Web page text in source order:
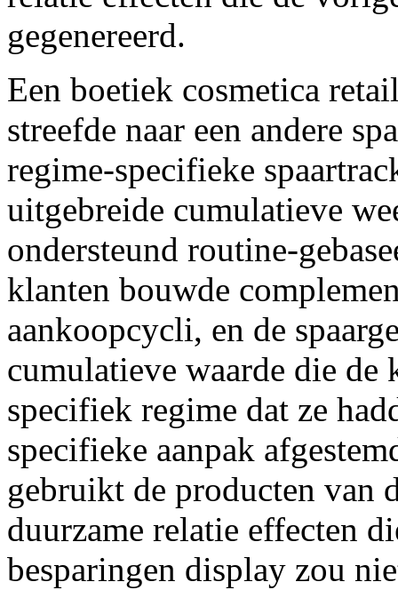
gegenereerd.
Een boetiek cosmetica
streefde naar een andere
regime-specifieke
uitgebreide cumulatieve
ondersteund routine-
klanten bouwde
aankoopcycli, en de
cumulatieve waarde die
specifiek regime dat ze
specifieke aanpak
gebruikt de producten van
duurzame relatie effecten
besparingen display zou